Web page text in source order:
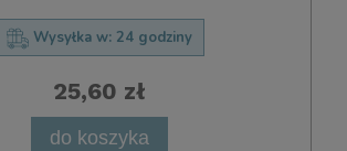
Wysyłka w: 24 godziny
25,60 zł
do koszyka